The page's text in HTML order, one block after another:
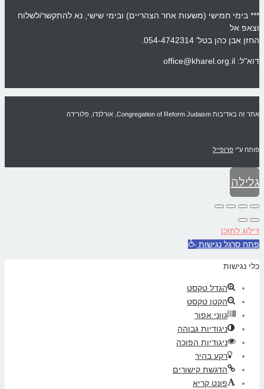
*** בימי חמישי (משעות אחר הצהריים) ובימי שישי, נא להתקשר/לשלוח
וצאפ אל
החזן אבן כהן בטל' 054-4742314.
דוא"ל: office@kharel.org.il
אתר זה באדיבות Congregation of Reform Judaism, אורלנדו, פלורידה
פותח ע"י פרופייל
גלילה
לראש
העמוד
דילוג לתוכן
פתח סרגל נגישות
כלי נגישות
הגדל טקסט
הקטן טקסט
גווני אפור
ניגודיות גבוהה
ניגודיות הפוכה
רקע בהיר
הדגשת קישורים
פונט קריא